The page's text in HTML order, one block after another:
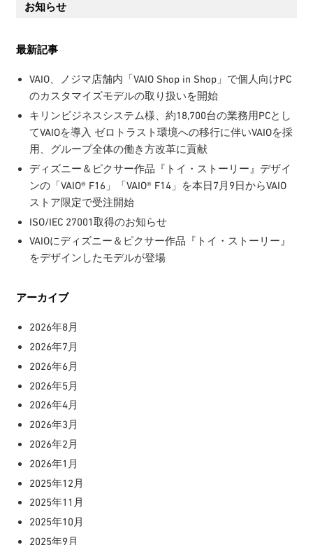
お知らせ
最新記事
VAIO、ノジマ店舗内「VAIO Shop in Shop」で個人向けPC
のカスタマイズモデルの取り扱いを開始
キリンビジネスシステム様、約18,700台の業務用PCとし
てVAIOを導入 ゼロトラスト環境への移行に伴いVAIOを採
用、グループ全体の働き方改革に貢献
ディズニー＆ピクサー作品『トイ・ストーリー』デザイ
ンの「VAIO® F16」「VAIO® F14」を本日7月9日からVAIO
ストア限定で受注開始
ISO/IEC 27001取得のお知らせ
VAIOにディズニー＆ピクサー作品『トイ・ストーリー』
をデザインしたモデルが登場
アーカイブ
2026年8月
2026年7月
2026年6月
2026年5月
2026年4月
2026年3月
2026年2月
2026年1月
2025年12月
2025年11月
2025年10月
2025年9月